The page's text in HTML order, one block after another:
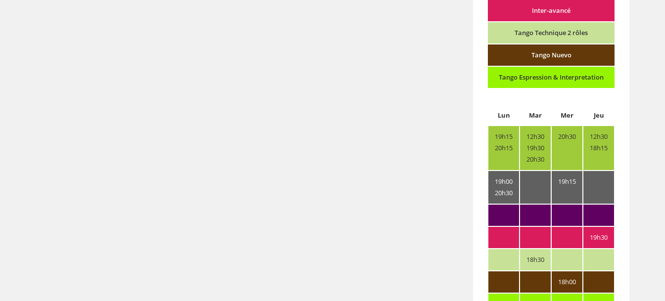
Inter-avancé
Tango Technique 2 rôles
Tango Nuevo
Tango Espression & Interpretation
Lun Mar Mer Jeu
19h15
20h15
12h30
19h30
20h30
20h30
12h30
18h15
19h00
20h30
19h15
19h30
18h30
18h00